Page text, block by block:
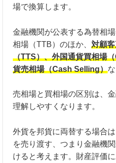
場で換算します。
金融機関が公表する為替相
相場（TTB）のほか、 対顧
（TTS）、外国通貨買相場
貨売相場（Cash Selling）
売相場と買相場の区別は、
理解しやすくなります。
外貨を邦貨に両替する場合
を売り渡す、つまり金融機
けると考えます。財産評価